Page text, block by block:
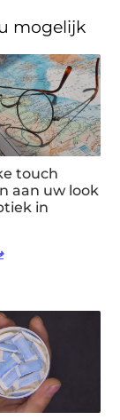
mogelijk
touch
aan uw look
in